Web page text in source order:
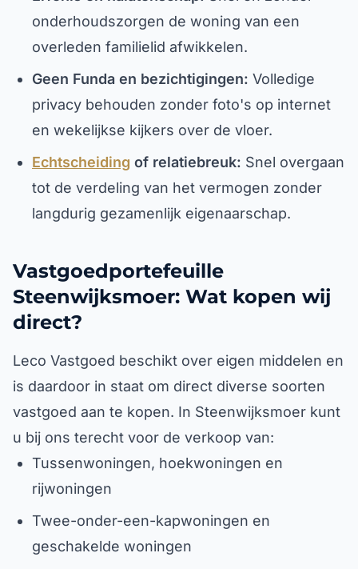
onderhoudszorgen de woning van een
overleden familielid afwikkelen.
Geen Funda en bezichtigingen: Volledige
privacy behouden zonder foto's op internet
en wekelijkse kijkers over de vloer.
Echtscheiding of relatiebreuk: Snel overgaan
tot de verdeling van het vermogen zonder
langdurig gezamenlijk eigenaarschap.
Vastgoedportefeuille
Steenwijksmoer: Wat kopen wij
direct?
Leco Vastgoed beschikt over eigen middelen en
is daardoor in staat om direct diverse soorten
vastgoed aan te kopen. In Steenwijksmoer kunt
u bij ons terecht voor de verkoop van:
Tussenwoningen, hoekwoningen en
rijwoningen
Twee-onder-een-kapwoningen en
geschakelde woningen